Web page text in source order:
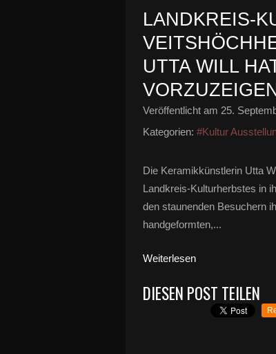
LANDKREIS-
UTTA WILL
Veröffentlicht am 25.
Kategorien: #Kultur
Die Keramikkünstlerin Utta
Landkreis-Kulturherbstes in
den staunenden Besuchern
handgeformten,...
Weiterlesen
DIESEN POST TEILEN